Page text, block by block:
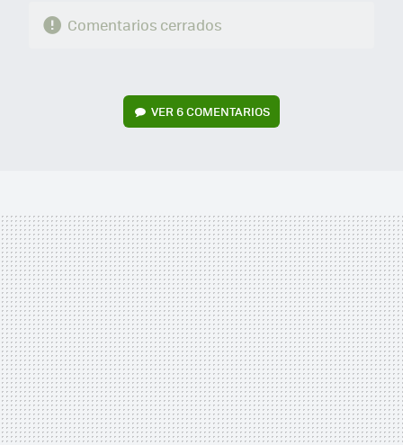
Comentarios cerrados
VER6 COMENTARIOS